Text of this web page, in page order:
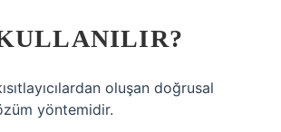
oluşan doğrusal
yöntemidir.